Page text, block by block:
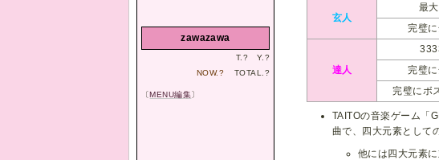
玄人
最
完璧
達人
完璧
完璧にボ
TAITOの音楽ゲーム「
曲で、四大元素として
他には四大元素
zawazawa
T. ? Y. ?
NOW.? TOTAL. ?
〔MENU編集〕